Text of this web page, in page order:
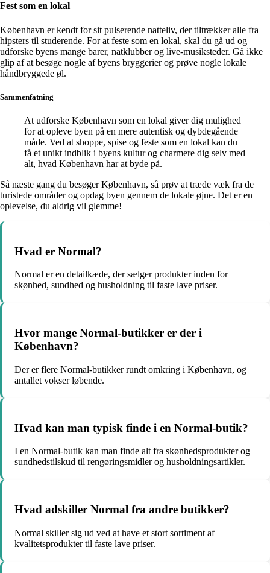
Fest som en lokal
København er kendt for sit pulserende natteliv, der tiltrækker alle fra
hipsters til studerende. For at feste som en lokal, skal du gå ud og
udforske byens mange barer, natklubber og live-musiksteder. Gå ikke
glip af at besøge nogle af byens bryggerier og prøve nogle lokale
håndbryggede øl.
Sammenfatning
At udforske København som en lokal giver dig mulighed
for at opleve byen på en mere autentisk og dybdegående
måde. Ved at shoppe, spise og feste som en lokal kan du
få et unikt indblik i byens kultur og charmere dig selv med
alt, hvad København har at byde på.
Så næste gang du besøger København, så prøv at træde væk fra de
turistede områder og opdag byen gennem de lokale øjne. Det er en
oplevelse, du aldrig vil glemme!
Hvad er Normal?
Normal er en detailkæde, der sælger produkter inden for
skønhed, sundhed og husholdning til faste lave priser.
Hvor mange Normal-butikker er der i
København?
Der er flere Normal-butikker rundt omkring i København, og
antallet vokser løbende.
Hvad kan man typisk finde i en Normal-butik?
I en Normal-butik kan man finde alt fra skønhedsprodukter og
sundhedstilskud til rengøringsmidler og husholdningsartikler.
Hvad adskiller Normal fra andre butikker?
Normal skiller sig ud ved at have et stort sortiment af
kvalitetsprodukter til faste lave priser.